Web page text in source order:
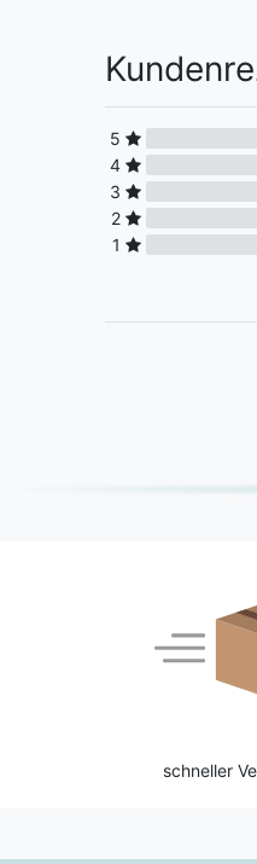
5
4
3
2
1
schneller